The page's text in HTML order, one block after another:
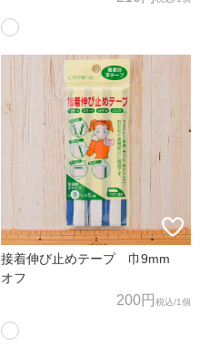
接着伸び止めテープ 巾9mm
オフ
200円 税込/1個